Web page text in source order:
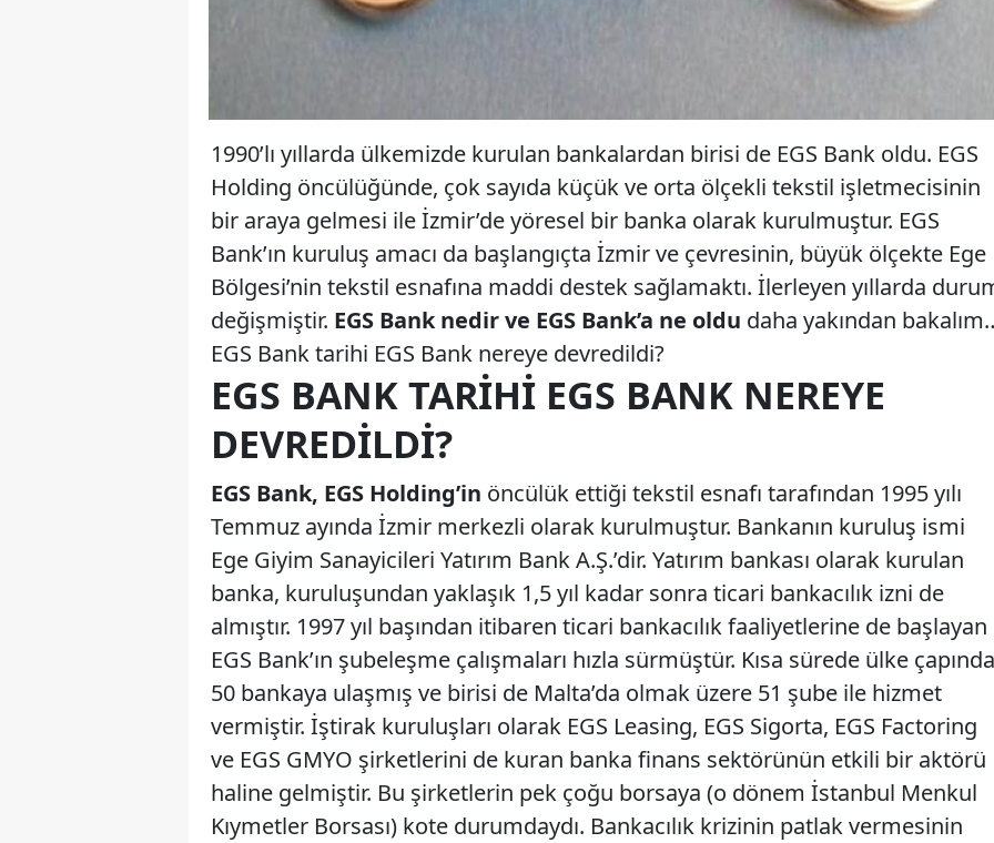
1990’lı yıllarda ülkemizde kurulan bankalardan birisi de EGS Bank oldu. EGS
Holding öncülüğünde, çok sayıda küçük ve orta ölçekli tekstil işletmecisinin
bir araya gelmesi ile İzmir’de yöresel bir banka olarak kurulmuştur. EGS
Bank’ın kuruluş amacı da başlangıçta İzmir ve çevresinin, büyük ölçekte Ege
Bölgesi’nin tekstil esnafına maddi destek sağlamaktı. İlerleyen yıllarda
değişmiştir. EGS Bank nedir ve EGS Bank’a ne oldu daha yakından
EGS Bank tarihi EGS Bank nereye devredildi?
EGS BANK TARIHI EGS BANK NEREYE
DEVREDILDI?
EGS Bank, EGS Holding’in öncülük ettiği tekstil esnafı tarafından 1995 yılı
Temmuz ayında İzmir merkezli olarak kurulmuştur. Bankanın kuruluş ismi
Ege Giyim Sanayicileri Yatırım Bank A.Ş.’dir. Yatırım bankası olarak kurulan
banka, kuruluşundan yaklaşık 1,5 yıl kadar sonra ticari bankacılık izni de
almıştır. 1997 yıl başından itibaren ticari bankacılık faaliyetlerine de başlayan
EGS Bank’ın şubeleşme çalışmaları hızla sürmüştür. Kısa sürede ülke çapında
50 bankaya ulaşmış ve birisi de Malta’da olmak üzere 51 şube ile hizmet
vermiştir. İştirak kuruluşları olarak EGS Leasing, EGS Sigorta, EGS Factoring
ve EGS GMYO şirketlerini de kuran banka finans sektörünün etkili bir aktörü
haline gelmiştir. Bu şirketlerin pek çoğu borsaya (o dönem İstanbul Menkul
Kıymetler Borsası) kote durumdaydı. Bankacılık krizinin patlak vermesinin